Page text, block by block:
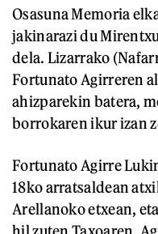
Osasuna Memoria
jakinarazi du
dela. Lizarrako
Fortunato Agirreren
ahizparekin batera,
borrokaren ikur izan
Fortunato Agirre
18ko arratsaldean
Arellanoko etxean,
hil zuten Taxoaren.